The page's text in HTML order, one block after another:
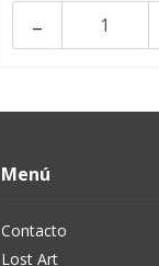
-
Menú
Contacto
Lost Art